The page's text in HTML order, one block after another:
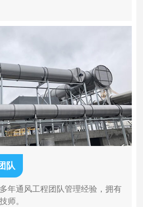
队
年通风工程团队管理经验，拥有
师。